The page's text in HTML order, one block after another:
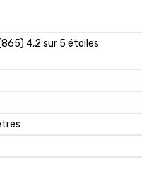
4,2 sur 5 étoiles